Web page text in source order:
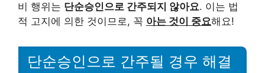
비 행위는 단순승인으로 간주되지 않아요. 이는 법
적 고지에 의한 것이므로, 꼭 아는 것이 중요해요!
단순승인으로 간주될 경우 해결